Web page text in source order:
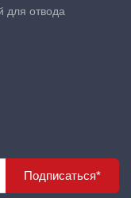
для отвода
Подписаться*